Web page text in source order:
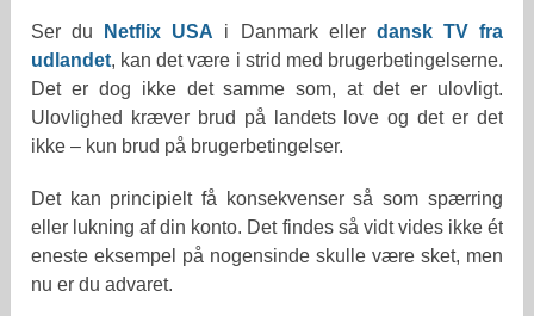
Ser du Netflix USA i Danmark eller dansk TV fra
udlandet, kan det være i strid med brugerbetingelserne.
Det er dog ikke det samme som, at det er ulovligt.
Ulovlighed kræver brud på landets love og det er det
ikke – kun brud på brugerbetingelser.
Det kan principielt få konsekvenser så som spærring
eller lukning af din konto. Det findes så vidt vides ikke ét
eneste eksempel på nogensinde skulle være sket, men
nu er du advaret.